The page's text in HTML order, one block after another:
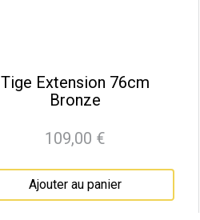
Tige Extension 76cm
Bronze
Prix
109,00 €
Ajouter au panier